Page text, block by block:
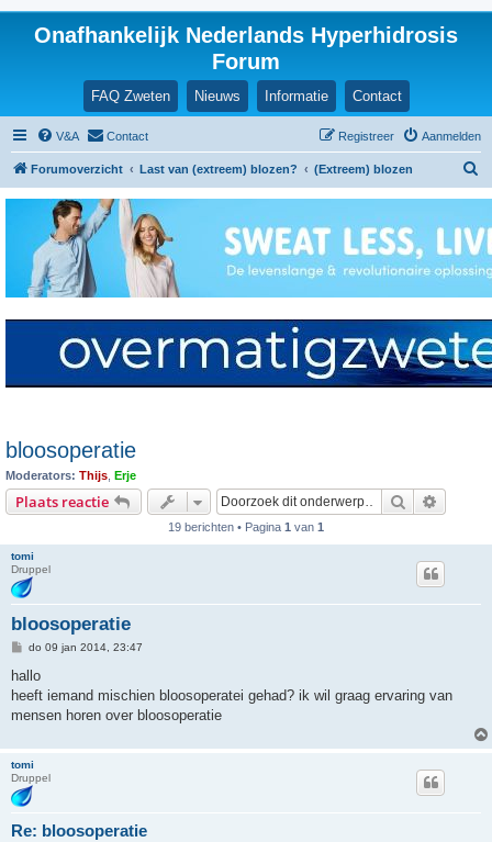
Onafhankelijk Nederlands Hyperhidrosis
Forum
FAQ Zweten Nieuws Informatie Contact
V&A Contact Aanmelden
Registreer
Forumoverzicht Last van (extreem) blozen? (Extreem) blozen
k
bloosoperatie
Moderators: Thijs Erje
Plaats reactie Zoek
19 berichten • Pagina 1 van 1
tomi
Druppel
bloosoperatie
B
r
c
h
do 09 jan 2014, 23:47
hallo
heeft iemand mischien bloosoperatei gehad? ik wil graag ervaring van
mensen horen over bloosoperatie
tomi
Druppel
Re: bloosoperatie